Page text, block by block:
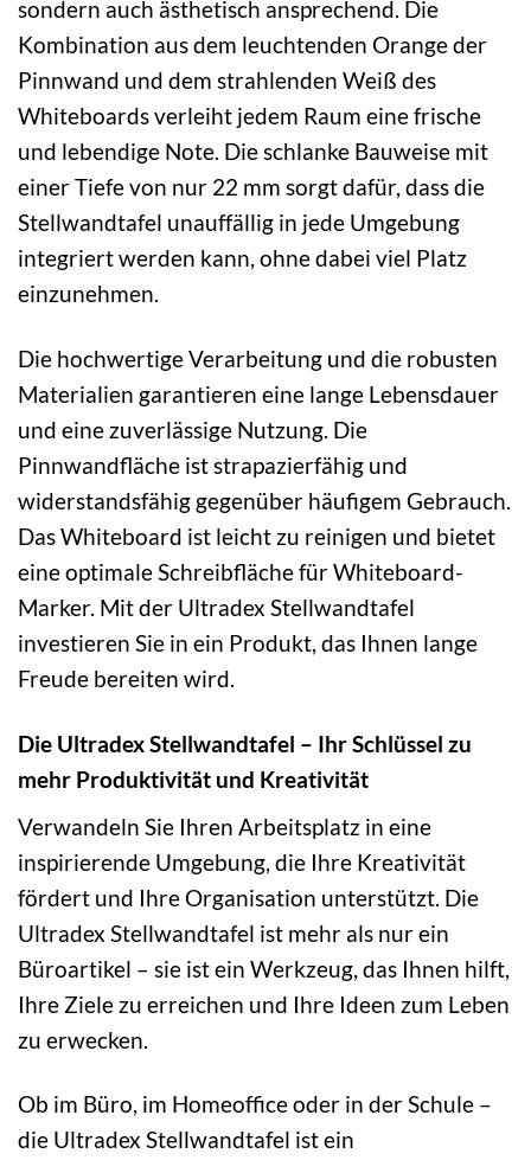
sondern auch ästhetisch ansprechend. Die
Kombination aus dem leuchtenden Orange der
Pinnwand und dem strahlenden Weiß des
Whiteboards verleiht jedem Raum eine frische
und lebendige Note. Die schlanke Bauweise mit
einer Tiefe von nur 22 mm sorgt dafür, dass die
Stellwandtafel unauffällig in jede Umgebung
integriert werden kann, ohne dabei viel Platz
einzunehmen.
Die hochwertige Verarbeitung und die robusten
Materialien garantieren eine lange Lebensdauer
und eine zuverlässige Nutzung. Die
Pinnwandfläche ist strapazierfähig und
widerstandsfähig gegenüber häufigem Gebrauch.
Das Whiteboard ist leicht zu reinigen und bietet
eine optimale Schreibfläche für Whiteboard-
Marker. Mit der Ultradex Stellwandtafel
investieren Sie in ein Produkt, das Ihnen lange
Freude bereiten wird.
Die Ultradex Stellwandtafel – Ihr Schlüssel zu
mehr Produktivität und Kreativität
Verwandeln Sie Ihren Arbeitsplatz in eine
inspirierende Umgebung, die Ihre Kreativität
fördert und Ihre Organisation unterstützt. Die
Ultradex Stellwandtafel ist mehr als nur ein
Büroartikel – sie ist ein Werkzeug, das Ihnen hilft,
Ihre Ziele zu erreichen und Ihre Ideen zum Leben
zu erwecken.
Ob im Büro, im Homeoffice oder in der Schule –
die Ultradex Stellwandtafel ist ein